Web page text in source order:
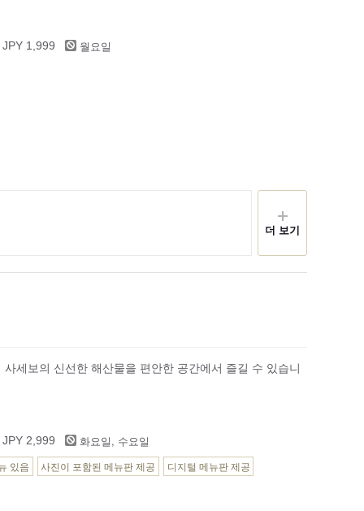
1,999 월요일
더 보기
세보의 신선한 해산물을 편안한 공간에서 즐길 수 있습니
2,999 화요일, 수요일
있음 사진이 포함된 메뉴판 제공 디지털 메뉴판 제공